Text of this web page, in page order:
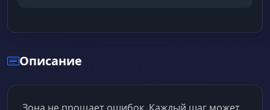
Описание